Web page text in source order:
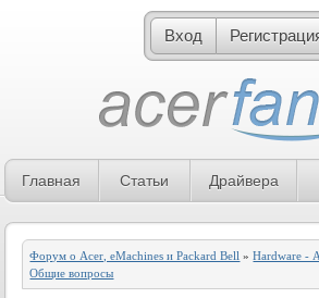
Вход
Главная Статьи Драйвера
Форум о Acer, eMachines и Packard Bell »Hardware -
Общие вопросы